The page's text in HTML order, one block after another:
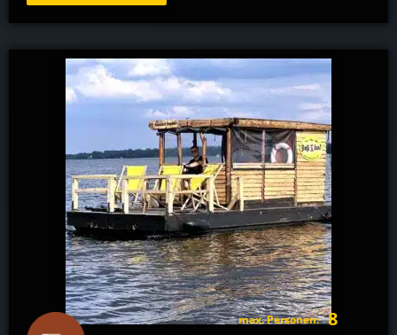
max. Personen: 8